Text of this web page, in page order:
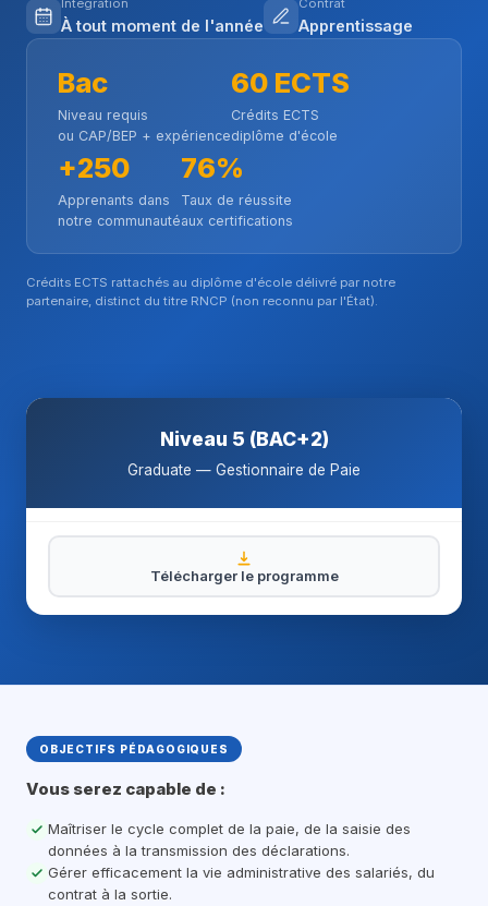
Intégration
À tout moment de l'année
Contrat
Apprentissage
Bac
Niveau requis
ou CAP/BEP + expérience
60 ECTS
Crédits ECTS
diplôme d'école
+250
Apprenants dans
notre communauté
76%
Taux de réussite
aux certifications
Crédits ECTS rattachés au diplôme d'école délivré par notre
partenaire, distinct du titre RNCP (non reconnu par l'État).
Niveau 5 (BAC+2)
Graduate — Gestionnaire de Paie
Télécharger le programme
OBJECTIFS PÉDAGOGIQUES
Vous serez capable de :
Maîtriser le cycle complet de la paie, de la saisie des
données à la transmission des déclarations.
Gérer efficacement la vie administrative des salariés, du
contrat à la sortie.